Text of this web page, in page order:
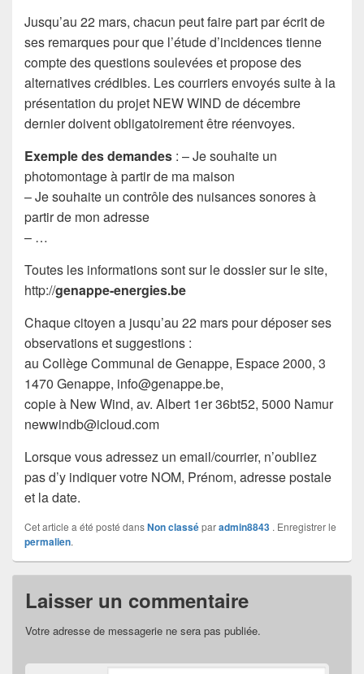
Jusqu’au 22 mars, chacun peut faire part par écrit de
ses remarques pour que l’étude d’incidences tienne
compte des questions soulevées et propose des
alternatives crédibles. Les courriers envoyés suite à la
présentation du projet NEW WIND de décembre
dernier doivent obligatoirement être réenvoyes.
Exemple des demandes : – Je souhaite un
photomontage à partir de ma maison
– Je souhaite un contrôle des nuisances sonores à
partir de mon adresse
– …
Toutes les informations sont sur le dossier sur le site,
http://genappe-energies.be
Chaque citoyen a jusqu’au 22 mars pour déposer ses
observations et suggestions :
au Collège Communal de Genappe, Espace 2000, 3
1470 Genappe, info@genappe.be,
copie à New Wind, av. Albert 1er 36bt52, 5000 Namur
newwindb@icloud.com
Lorsque vous adressez un email/courrier, n’oubliez
pas d’y indiquer votre NOM, Prénom, adresse postale
et la date.
Cet article a été posté dansNon classéparadmin8843 . Enregistrer le
permalien.
Laisser un commentaire
Votre adresse de messagerie ne sera pas publiée.